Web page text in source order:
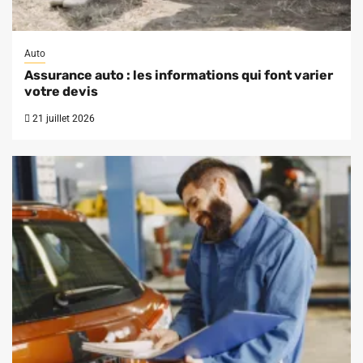
Auto
Assurance auto : les informations qui font varier
votre devis
21 juillet 2026